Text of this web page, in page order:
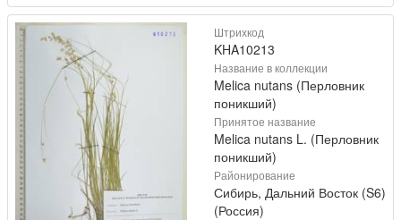
Штрихкод
KHA10213
Название в коллекции
Melica nutans (Перловник
поникший)
Принятое название
Melica nutans L. (Перловник
поникший)
Районирование
Сибирь, Дальний Восток (S6)
(Россия)